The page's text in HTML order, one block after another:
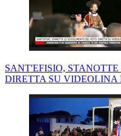
SANT'EFISIO,
DIRETTA SU VIDEOLINA